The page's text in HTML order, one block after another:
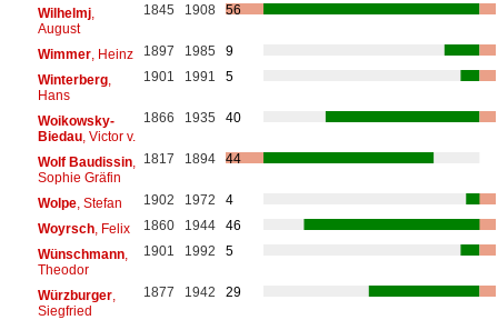
Wilhelmj,
August
1845 1908 56
Wimmer, Heinz 1897 1985
9
Winterberg,
Hans
1901 1991 5
Woikowsky-
Biedau, Victor v.
1866 1935 40
Wolf Baudissin,
Sophie Gräfin
1817 1894 44
Wolpe, Stefan 1902 1972
4
Woyrsch, Felix 1860 1944
46
Wünschmann,
Theodor
1901 1992 5
Würzburger,
Siegfried
1877 1942 29